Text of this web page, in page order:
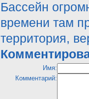
Бассейн
времени там
территория,
Имя:
Комментарий: